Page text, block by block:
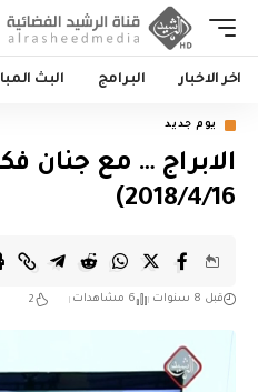
اخر الاخبار البرامج البث
يوم جديد
الابراج … مع جنان
2018/4/16)
قبل 8 سنوات 6 مشاهدات 2